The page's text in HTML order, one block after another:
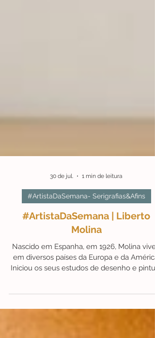
30 de jul. 1 min de leitura
#ArtistaDaSemana- Serigrafias&Afins
#ArtistaDaSemana | Liberto
Molina
em diversos países da Europa e da América.
Iniciou os seus estudos de desenho e